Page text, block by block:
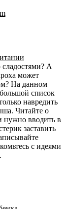
А
может
На данном
список
навредить
Читайте о
нужно вводить в
заставить
с идеями